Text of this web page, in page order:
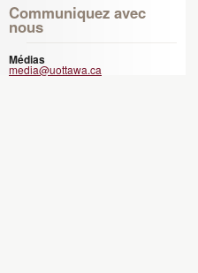
Communiquez avec
nous
Médias
media@uottawa.ca